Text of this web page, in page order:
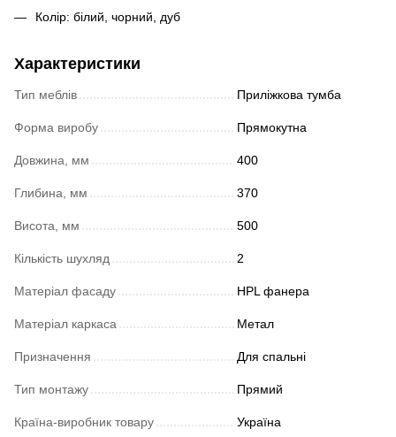
Колір: білий, чорний, дуб
Характеристики
Тип меблів Приліжкова тумба
Форма виробу Прямокутна
Довжина, мм 400
Глибина, мм 370
Висота, мм 500
Кількість шухляд 2
Матеріал фасаду HPL фанера
Матеріал каркаса Метал
Призначення Для спальні
Тип монтажу Прямий
Країна-виробник товару Україна